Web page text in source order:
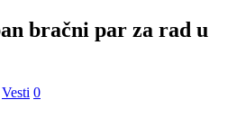
bračni par za rad u
Vesti 0